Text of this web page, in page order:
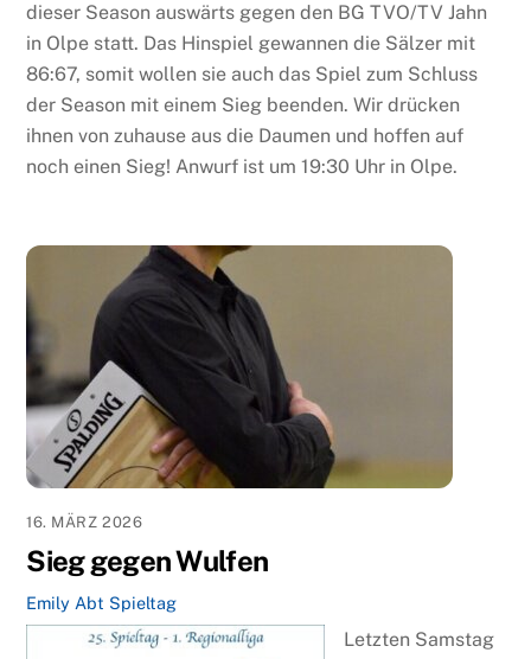
dieser Season auswärts gegen den BG TVO/TV Jahn
in Olpe statt. Das Hinspiel gewannen die Sälzer mit
86:67, somit wollen sie auch das Spiel zum Schluss
der Season mit einem Sieg beenden. Wir drücken
ihnen von zuhause aus die Daumen und hoffen auf
noch einen Sieg! Anwurf ist um 19:30 Uhr in Olpe.
16. MÄRZ 2026
Sieg gegen Wulfen
Emily Abt Spieltag
Letzten Samstag